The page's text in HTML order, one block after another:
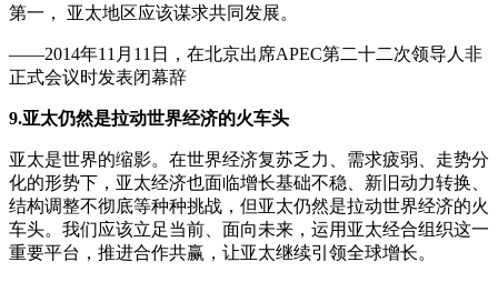
第一， 亚太地区应该谋求共同发展。
——2014年11月11日，在北京出席APEC第二十二次领导人非
正式会议时发表闭幕辞
9.亚太仍然是拉动世界经济的火车头
亚太是世界的缩影。在世界经济复苏乏力、需求疲弱、走势分
化的形势下，亚太经济也面临增长基础不稳、新旧动力转换、
结构调整不彻底等种种挑战，但亚太仍然是拉动世界经济的火
车头。我们应该立足当前、面向未来，运用亚太经合组织这一
重要平台，推进合作共赢，让亚太继续引领全球增长。